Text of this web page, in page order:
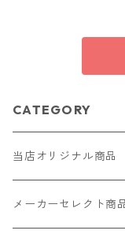
CATEGORY
当店オリジナル商品
レザー（革）
メーカーセレクト商